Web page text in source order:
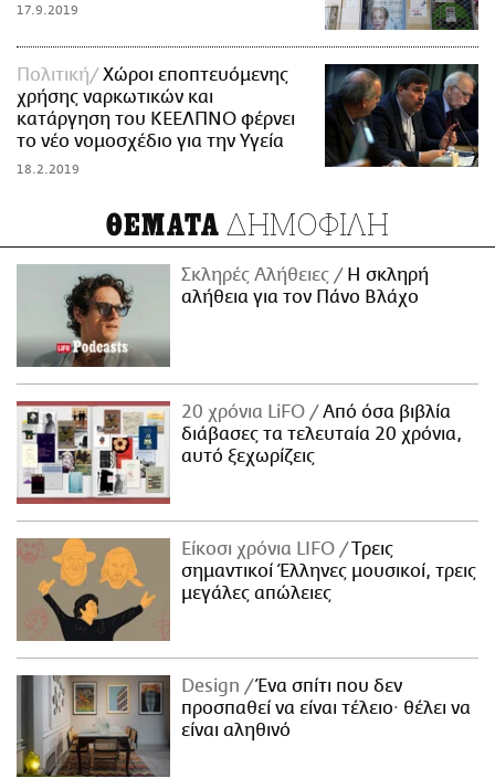
17.9.2019
Πολιτική
Χώροι εποπτευόμενης
χρήσης ναρκωτικών και
κατάργηση του ΚΕΕΛΠΝΟ φέρνει
το νέο νομοσχέδιο για την Υγεία
18.2.2019
ΘΕΜΑΤΑ ΔΗΜΟΦΙΛΗ
Σκληρές Αλήθειες
H σκληρή
αλήθεια για τον Πάνο Βλάχο
20 χρόνια LiFO
Από όσα βιβλία
διάβασες τα τελευταία 20 χρόνια,
αυτό ξεχωρίζεις
Είκοσι χρόνια LIFO
Tρεις
σημαντικοί Έλληνες μουσικοί, τρεις
μεγάλες απώλειες
Design
Ένα σπίτι που δεν
προσπαθεί να είναι τέλειο· θέλει να
είναι αληθινό